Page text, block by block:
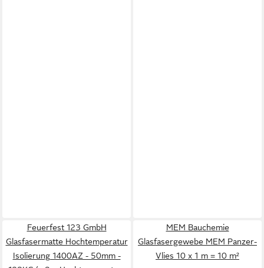
Feuerfest 123 GmbH
Glasfasermatte Hochtemperatur
Isolierung 1400AZ - 50mm -
MEM Bauchemie
Glasfasergewebe MEM Panzer-
Vlies 10 x 1 m = 10 m²